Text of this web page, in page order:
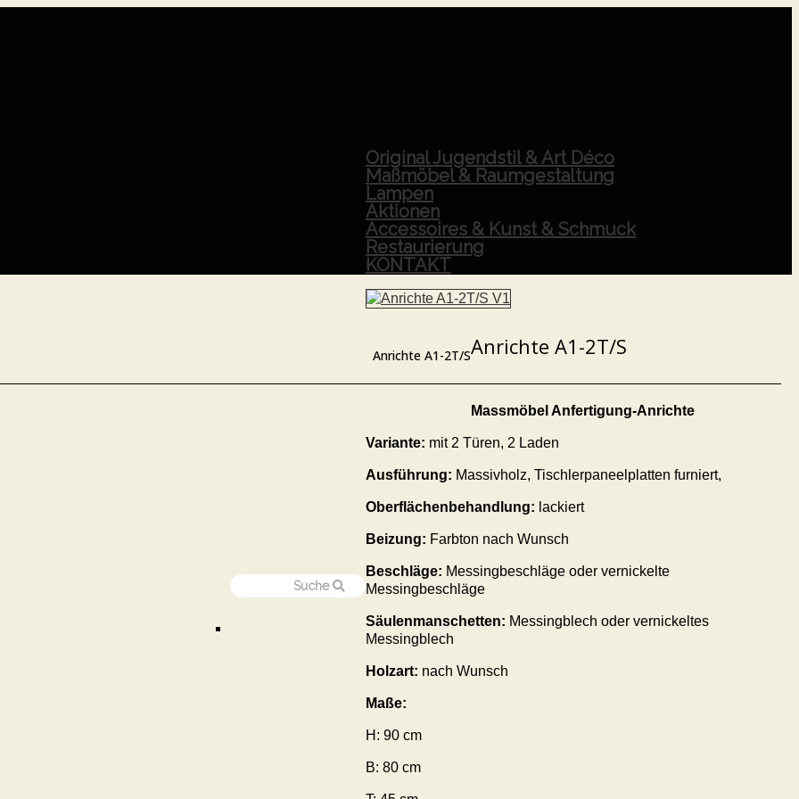
Original Jugendstil & Art Déco
Maßmöbel & Raumgestaltung
Lampen
Aktionen
Accessoires & Kunst & Schmuck
Restaurierung
KONTAKT
Anrichte A1-2T/SAnrichte A1-2T/S
Massmöbel Anfertigung-Anrichte
Variante: mit 2 Türen, 2 Laden
Ausführung: Massivholz, Tischlerpaneelplatten furniert,
Oberflächenbehandlung: lackiert
Beizung: Farbton nach Wunsch
Beschläge: Messingbeschläge oder vernickelte
Messingbeschläge
Säulenmanschetten: Messingblech oder vernickeltes
Messingblech
Holzart: nach Wunsch
Maße:
H: 90 cm
B: 80 cm